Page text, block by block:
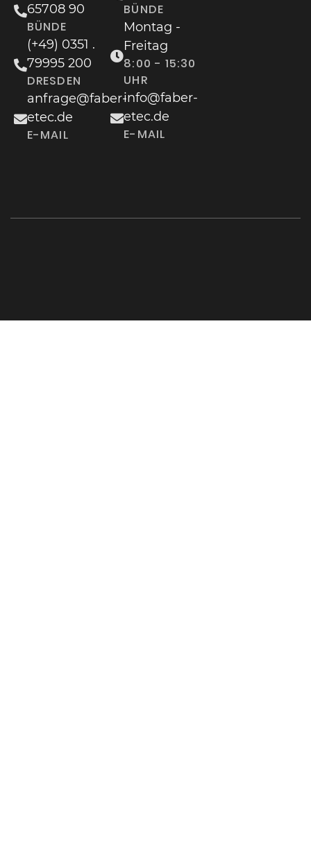
65708 90
BÜNDE
(+49) 0351 .
79995 200
DRESDEN
anfrage@faber-
etec.de
E-MAIL
BÜNDE
Montag -
Freitag
8:00 - 15:30
UHR
info@faber-
etec.de
E-MAIL